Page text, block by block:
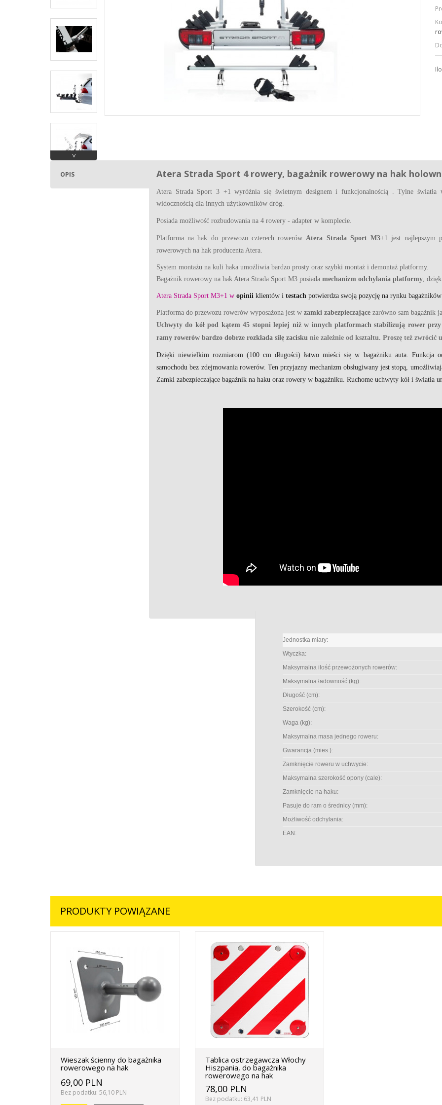
˅
OPIS Atera Strada Sport 4 rowery, bagażnik rowerowy na hak
Atera Strada Sport 3 +1 wyróżnia się świetnym designem i funkcjonalnością . Tylne światła
widocznością dla innych użytkowników dróg.
Posiada możliwość rozbudowania na 4 rowery - adapter w komplecie.
Platforma na hak do przewozu czterech rowerówAtera Strada Sport M3+1 jest najlepszym
rowerowych na hak producenta Atera.
System montażu na kuli haka umożliwia bardzo prosty oraz szybki montaż i demontaż platformy.
Bagażnik rowerowy na hak Atera Strada Sport M3 posiada mechanizm odchylania platformy,
Atera Strada Sport M3+1 w opinii klientów i testach potwierdza swoją pozycję na rynku
Platforma do przewozu rowerów wyposażona jest w zamki zabezpieczające zarówno sam bagażnik
Uchwyty do kół pod kątem 45 stopni lepiej niż w innych platformach stabilizują rower
ramy rowerów bardzo dobrze rozkłada siłę zacisku nie zależnie od kształtu. Proszę też zwrócić
Dzięki niewielkim rozmiarom (100 cm długości) łatwo mieści się w bagażniku auta. Funkcja
samochodu bez zdejmowania rowerów. Ten przyjazny mechanizm obsługiwany jest stopą,
Zamki zabezpieczające bagażnik na haku oraz rowery w bagażniku. Ruchome uchwyty kół i
Jednostka miary:
Wtyczka:
Maksymalna ilość przewożonych rowerów:
Maksymalna ładowność (kg):
Długość (cm):
Szerokość (cm):
Waga (kg):
Maksymalna masa jednego roweru:
Gwarancja (mies.):
Zamknięcie roweru w uchwycie:
Maksymalna szerokość opony (cale):
Zamknięcie na haku:
Pasuje do ram o średnicy (mm):
Możliwość odchylania:
EAN:
PRODUKTY POWIĄZANE
Wieszak ścienny do bagażnika
rowerowego na hak
69,00 PLN
Bez podatku: 56,10 PLN
Tablica ostrzegawcza Włochy
Hiszpania, do bagażnika
rowerowego na hak
78,00 PLN
Bez podatku: 63,41 PLN